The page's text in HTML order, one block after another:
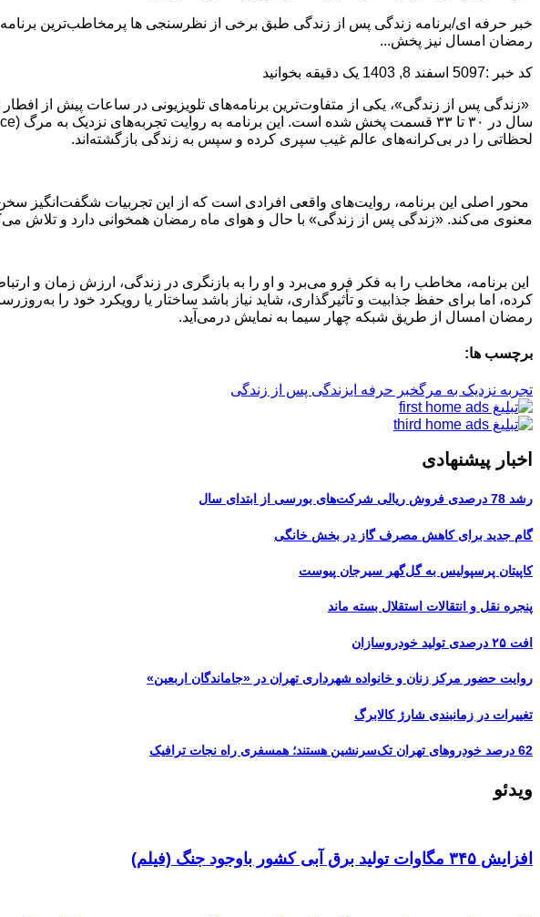
خبر حرفه ای/برنامه زندگی پس از زندگی طبق برخی از نظرسنجی ها پرمخاطب‌ترین
رمضان امسال نیز پخش...
کد خبر :5097 اسفند 8, 1403 یک دقیقه بخوانید
لحظاتی را در بی‌کرانه‌های عالم غیب سپری کرده و سپس به زندگی بازگشته‌اند.
محور اصلی این برنامه، روایت‌های واقعی افرادی است که از این تجربیات شگفت‌انگیز
معنوی می‌کند. «زندگی پس از زندگی» با حال و هوای ماه رمضان همخوانی دارد و تلاش
این برنامه، مخاطب را به فکر فرو می‌برد و او را به بازنگری در زندگی، ارزش زمان و
کرده، اما برای حفظ جذابیت و تأثیرگذاری، شاید نیاز باشد ساختار یا رویکرد خود را
رمضان امسال از طریق شبکه چهار سیما به نمایش درمی‌آید.
برچسب ها:
تجربه نزدیک به مرگخبر حرفه ایزندگی پس از زندگی
اخبار پیشنهادی
رشد 78 درصدی فروش ریالی شرکت‌های بورسی از ابتدای سال
گام جدید برای کاهش مصرف گاز در بخش خانگی
کاپیتان پرسپولیس به گل‌گهر سیرجان پیوست
پنجره‌ نقل و انتقالات استقلال بسته ماند
افت ۲۵ درصدی تولید خودروسازان
روایت حضور مرکز زنان و خانواده شهرداری تهران در «جاماندگان اربعین»
تغییرات در زمانبندی‌ شارژ کالابرگ
62 درصد خودروهای تهران تک‌سرنشین‌ هستند؛ همسفری راه نجات ترافیک
ویدئو
افزایش ۳۴۵ مگاوات تولید برق آبی کشور باوجود جنگ (فیلم)